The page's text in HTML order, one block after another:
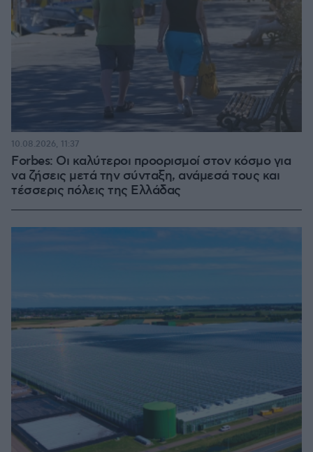
Forbes: Οι καλύτεροι προορισμοί στον κόσμο για
να ζήσεις μετά την σύνταξη, ανάμεσά τους και
τέσσερις πόλεις της Ελλάδας
10.08.2026, 11:37